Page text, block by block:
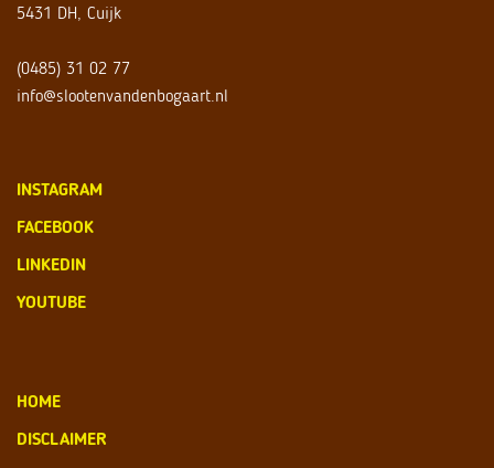
5431 DH, Cuijk
(0485) 31 02 77
info@slootenvandenbogaart.nl
INSTAGRAM
FACEBOOK
LINKEDIN
YOUTUBE
HOME
DISCLAIMER